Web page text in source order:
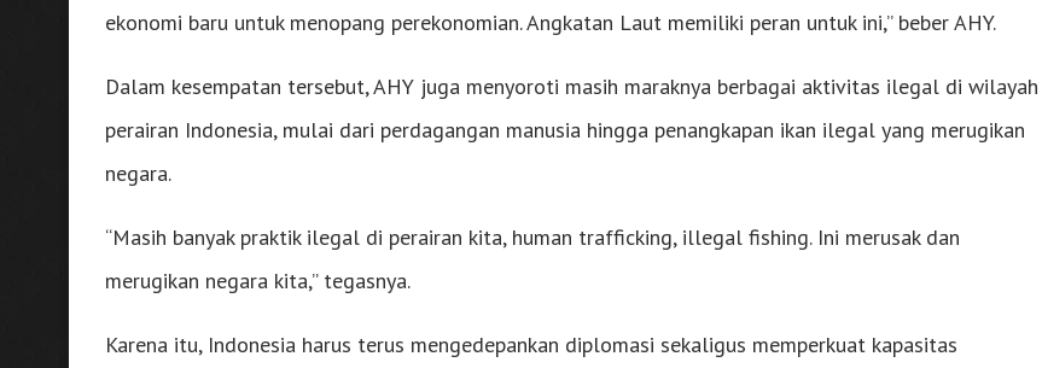
ekonomi baru untuk menopang perekonomian. Angkatan Laut memiliki peran untuk ini,” beber AHY.
Dalam kesempatan tersebut, AHY juga menyoroti masih maraknya berbagai aktivitas ilegal di wilayah
perairan Indonesia, mulai dari perdagangan manusia hingga penangkapan ikan ilegal yang merugikan
negara.
“Masih banyak praktik ilegal di perairan kita, human trafficking, illegal fishing. Ini merusak dan
merugikan negara kita,” tegasnya.
Karena itu, Indonesia harus terus mengedepankan diplomasi sekaligus memperkuat kapasitas